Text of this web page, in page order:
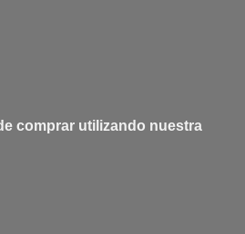
comprar utilizando nuestra